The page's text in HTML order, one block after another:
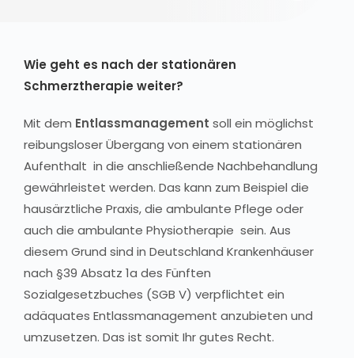
Wie geht es nach der stationären
Schmerztherapie weiter?
Mit dem Entlassmanagement soll ein möglichst
reibungsloser Übergang von einem stationären
Aufenthalt in die anschließende Nachbehandlung
gewährleistet werden. Das kann zum Beispiel die
hausärztliche Praxis, die ambulante Pflege oder
auch die ambulante Physiotherapie sein. Aus
diesem Grund sind in Deutschland Krankenhäuser
nach §39 Absatz 1a des Fünften
Sozialgesetzbuches (SGB V) verpflichtet ein
adäquates Entlassmanagement anzubieten und
umzusetzen. Das ist somit Ihr gutes Recht.